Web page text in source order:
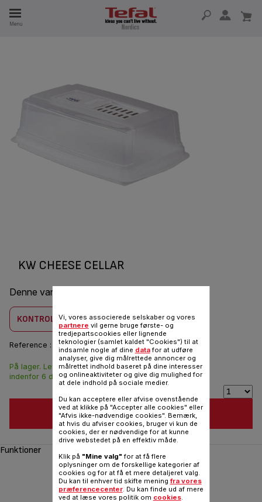
Menu
KW CHEESE CELLAR
Denne vare er kombatilbel med
KONTROLLER KOMBABILITET
Reference : 9182012
133,00 DKK
På lager. Leveringen
indenfor 6 dage.
FØJ TIL INDKØBSVOGN
Funktioner
Vi, vores associerede selskaber og vores
partnere vil gerne bruge første- og
tredjepartscookies eller lignende
teknologier (samlet kaldet "Cookies") til at
indsamle nogle af dine datafor at udføre
analyser, give dig målrettede annoncer og
målrettet indhold baseret på dine interesser
og onlineaktiviteter og give dig mulighed for
at dele indhold på sociale medier.
Du kan acceptere eller afvise ovenstående
ved at klikke på "Accepter alle cookies" eller
"Afvis ikke-nødvendige cookies". Bemærk,
at hvis du afviser cookies, bruger vi kun de
cookies, der er nødvendige for at kunne
drive webstedet på en effektiv måde.
Klik på "Mine valg" for at få flere
oplysninger om de forskellige kategorier af
cookies og for at få et mere detaljeret valg.
Du kan til enhver tid skifte mening fra vores
præferencecenter. Du kan finde ud af mere
ved at læse vores politik om cookies.